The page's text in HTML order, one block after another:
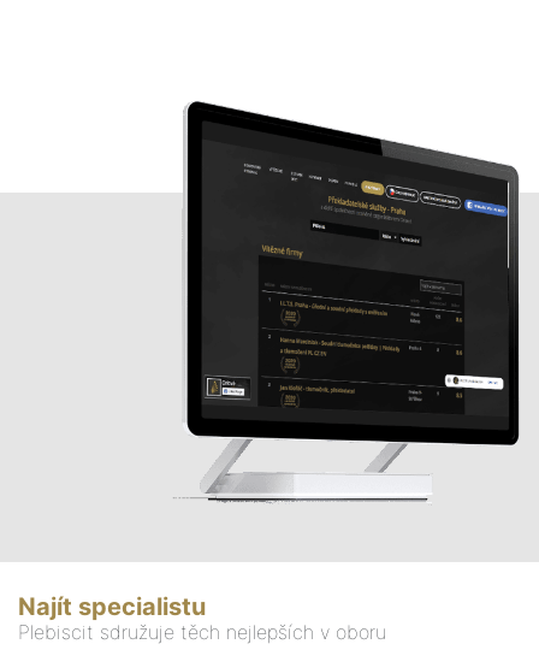
Najít specialistu
Plebiscit sdružuje těch nejlepších v oboru